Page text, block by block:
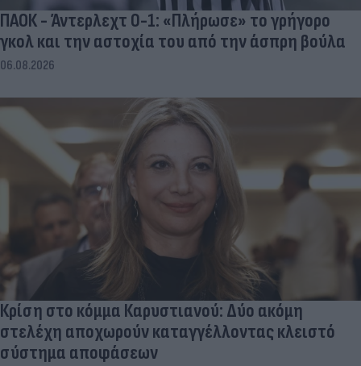
ΠΑΟΚ - Άντερλεχτ 0-1: «Πλήρωσε» το γρήγορο
γκολ και την αστοχία του από την άσπρη βούλα
06.08.2026
Κρίση στο κόμμα Καρυστιανού: Δύο ακόμη
στελέχη αποχωρούν καταγγέλλοντας κλειστό
σύστημα αποφάσεων